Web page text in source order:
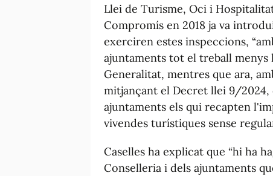
Llei de Turisme, Oci i
Compromís en 2018 ja va
exerciren estes inspeccions,
ajuntaments tot el treball menys
Generalitat, mentres que ara,
mitjançant el Decret llei 9/2024,
ajuntaments els qui recapten
vivendes turístiques sense
Caselles ha explicat que “hi ha
Conselleria i dels ajuntaments